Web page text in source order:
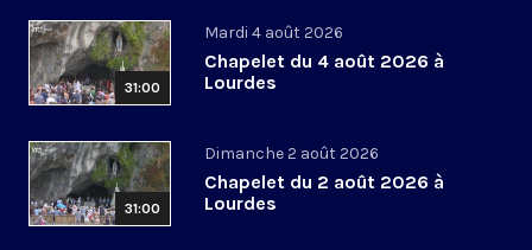
31:00
Mardi 4 août 2026
Chapelet du 4 août 2026 à
Lourdes
31:00
Dimanche 2 août 2026
Chapelet du 2 août 2026 à
Lourdes